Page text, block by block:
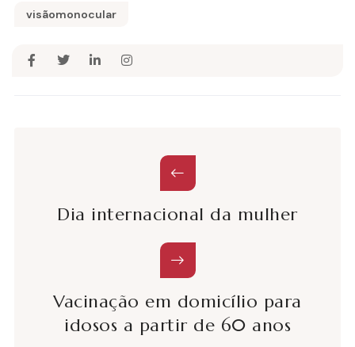
visãomonocular
Dia internacional da mulher
Vacinação em domicílio para
idosos a partir de 60 anos